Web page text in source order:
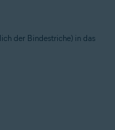
der Bindestriche) in das